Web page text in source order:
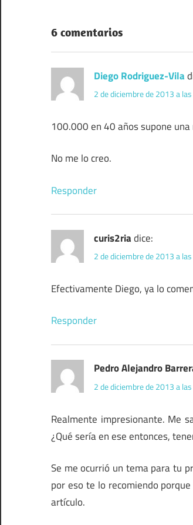
6 comentarios
Diego Rodriguez-Vila
2 de diciembre de 2013 a
100.000 en 40 años supone
No me lo creo.
Responder
curis2riadice:
2 de diciembre de 2013 a
Efectivamente Diego, ya lo
Responder
Pedro Alejandro
2 de diciembre de 2013 a
Realmente impresionante. Me
¿Qué sería en ese entonces,
Se me ocurrió un tema para tu
por eso te lo recomiendo
artículo.